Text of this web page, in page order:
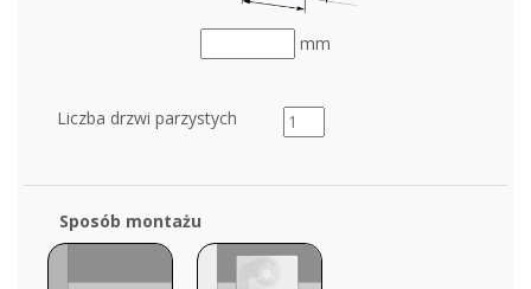
mm
Liczba drzwi parzystych
Sposób montażu